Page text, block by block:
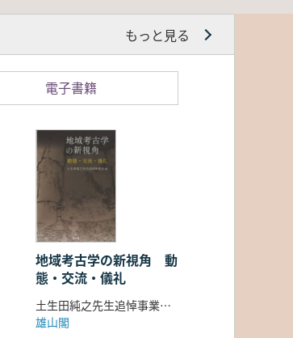
もっと見る
電子書籍
地域考古学の新視角 動
態・交流・儀礼
土生田純之先生追悼事業会 編
雄山閣